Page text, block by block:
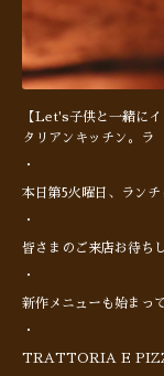
【Let's子供と一緒に
タリアンキッチン。ラ
・
本日第5火曜日、ランチ
・
皆さまのご来店お待ち
・
新作メニューも始まっ
・
TRATTORIA E